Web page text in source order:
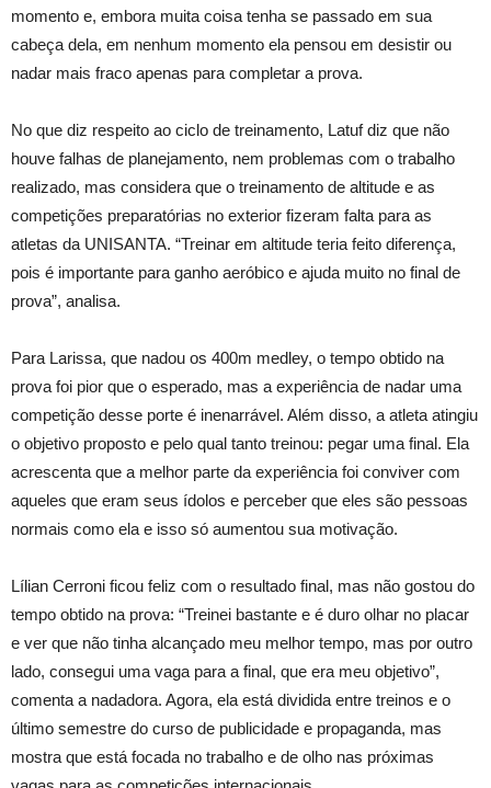
momento e, embora muita coisa tenha se passado em sua
cabeça dela, em nenhum momento ela pensou em desistir ou
nadar mais fraco apenas para completar a prova.
No que diz respeito ao ciclo de treinamento, Latuf diz que não
houve falhas de planejamento, nem problemas com o trabalho
realizado, mas considera que o treinamento de altitude e as
competições preparatórias no exterior fizeram falta para as
atletas da UNISANTA. “Treinar em altitude teria feito diferença,
pois é importante para ganho aeróbico e ajuda muito no final de
prova”, analisa.
Para Larissa, que nadou os 400m medley, o tempo obtido na
prova foi pior que o esperado, mas a experiência de nadar uma
competição desse porte é inenarrável. Além disso, a atleta atingiu
o objetivo proposto e pelo qual tanto treinou: pegar uma final. Ela
acrescenta que a melhor parte da experiência foi conviver com
aqueles que eram seus ídolos e perceber que eles são pessoas
normais como ela e isso só aumentou sua motivação.
Lílian Cerroni ficou feliz com o resultado final, mas não gostou do
tempo obtido na prova: “Treinei bastante e é duro olhar no placar
e ver que não tinha alcançado meu melhor tempo, mas por outro
lado, consegui uma vaga para a final, que era meu objetivo”,
comenta a nadadora. Agora, ela está dividida entre treinos e o
último semestre do curso de publicidade e propaganda, mas
mostra que está focada no trabalho e de olho nas próximas